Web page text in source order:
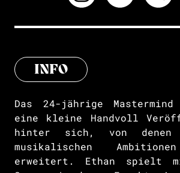
INFO
Das 24-jährige
eine kleine Handvoll
hinter sich, von denen
musikalischen
erweitert. Ethan spielt